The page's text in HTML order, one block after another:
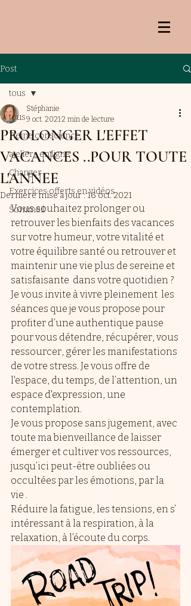
Post
tous
Pleine conscience
ateliers en ligne
Changer
Exercices offerts en vidéos
Sommeil
tous
PROLONGER L'EFFET
VACANCES ..POUR TOUTE
L'ANNEE
Stéphanie
9 oct. 20212 min de lecture
Dernière mise à jour :16 oct. 2021
Vous souhaitez prolonger ou
retrouver les bienfaits des vacances
sur votre humeur, votre vitalité et
votre équilibre santé ou retrouver et
maintenir une vie plus de sereine et
satisfaisante  dans votre quotidien ?
Je vous invite à vivre pleinement  les
séances que je vous propose pour
profiter d’une authentique pause
pour vous détendre, récupérer, vous
ressourcer, gérer les manifestations
de votre stress. Je vous offre de
l'espace, du temps, de l’attention, un
espace d'expression, une
contemplation.
Je vous propose sans jugement, avec
toute ma bienveillance de laisser
émerger et cultiver vos ressources,
jusqu’ici peut-être oubliées ou
occultées par les émotions, par la
vie .
Réduire la fatigue, les tensions, en s’
intéressant à la respiration, à la
relaxation, à l’écoute du corps.